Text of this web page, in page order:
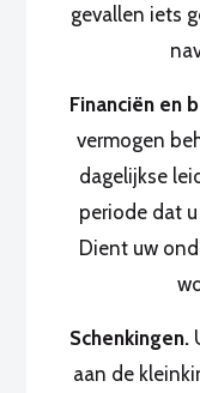
gevallen iets
Financiën en
vermogen
dagelijkse
periode dat
Dient uw
Schenkingen.
aan de